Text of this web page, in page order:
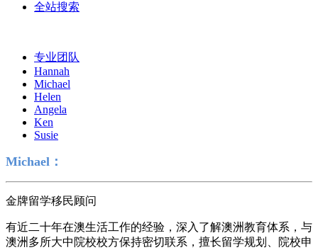
全站搜索
专业团队
Hannah
Michael
Helen
Angela
Ken
Susie
Michael ：
金牌留学移民顾问
有近二十年在澳生活工作的经验，深入了解澳洲教育体系，与
澳洲多所大中院校校方保持密切联系，擅长留学规划、院校申